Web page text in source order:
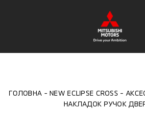
ГОЛОВНА NEW ECLIPSE CROSS
НАКЛАДОК РУЧОК